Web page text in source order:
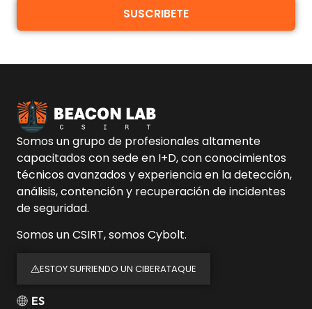
SUSCRIBETE
Somos un grupo de profesionales altamente
capacitados con sede en I+D, con conocimientos
técnicos avanzados y experiencia en la detección,
análisis, contención y recuperación de incidentes
de seguridad.
Somos un CSIRT, somos Cybolt.
ESTOY SUFRIENDO UN CIBERATAQUE
ES